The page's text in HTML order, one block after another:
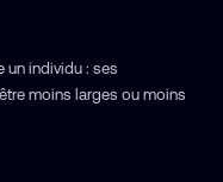
un individu : ses
moins larges ou moins